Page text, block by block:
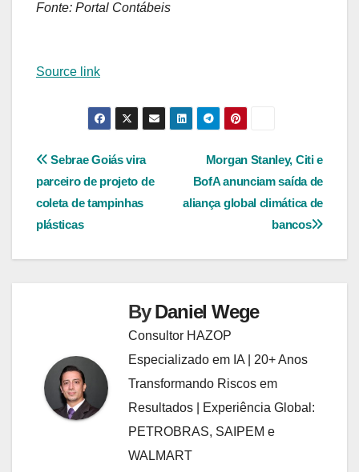
Fonte: Portal Contábeis
Source link
Navegação
de
Post
Morgan Stanley, Citi e
BofA anunciam saída de
aliança global climática de
bancos
Sebrae Goiás vira
parceiro de projeto de
coleta de tampinhas
plásticas
ByDaniel Wege
Consultor HAZOP
Especializado em IA | 20+ Anos
Transformando Riscos em
Resultados | Experiência Global:
PETROBRAS, SAIPEM e
WALMART